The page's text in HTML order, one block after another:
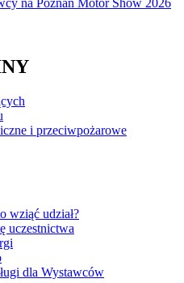
na Poznań Motor Show 2026
i przeciwpożarowe
wziąć udział?
uczestnictwa
dla Wystawców